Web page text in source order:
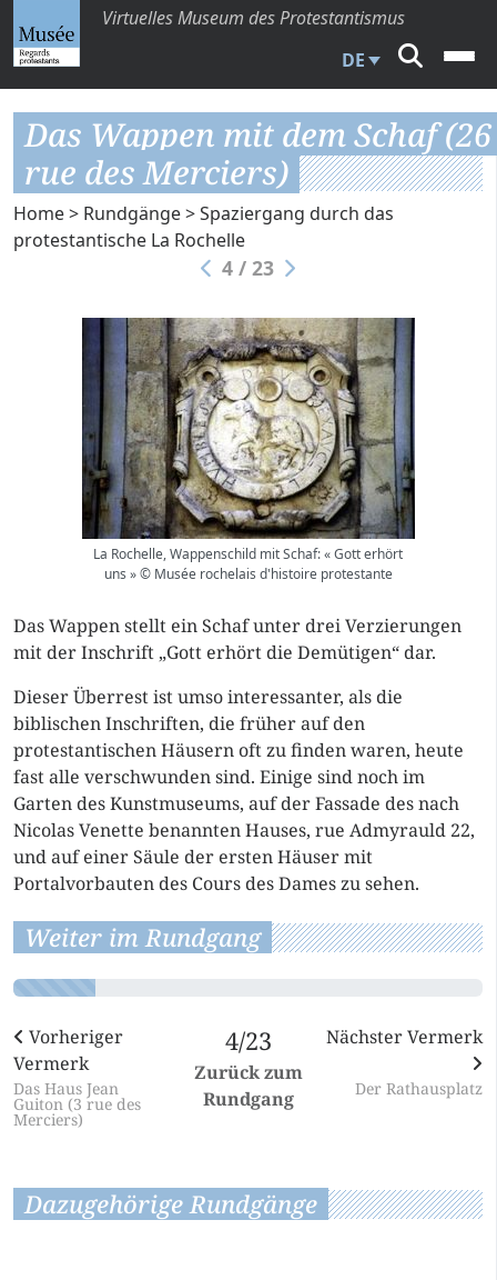
Virtuelles Museum des Protestantismus
DE
Das Wappen mit dem Schaf (26
rue des Merciers)
Home> Rundgänge>Spaziergang durch das
protestantische La Rochelle
4 / 23
La Rochelle, Wappenschild mit Schaf: « Gott erhört
uns » © Musée rochelais d'histoire protestante
Das Wappen stellt ein Schaf unter drei Verzierungen
mit der Inschrift „Gott erhört die Demütigen“ dar.
Dieser Überrest ist umso interessanter, als die
biblischen Inschriften, die früher auf den
protestantischen Häusern oft zu finden waren, heute
fast alle verschwunden sind. Einige sind noch im
Garten des Kunstmuseums, auf der Fassade des nach
Nicolas Venette benannten Hauses, rue Admyrauld 22,
und auf einer Säule der ersten Häuser mit
Portalvorbauten des Cours des Dames zu sehen.
Weiter im Rundgang
Vorheriger
Vermerk
Das Haus Jean
Guiton (3 rue des
Merciers)
4/23
Zurück zum
Rundgang
Nächster Vermerk
Der Rathausplatz
Dazugehörige Rundgänge